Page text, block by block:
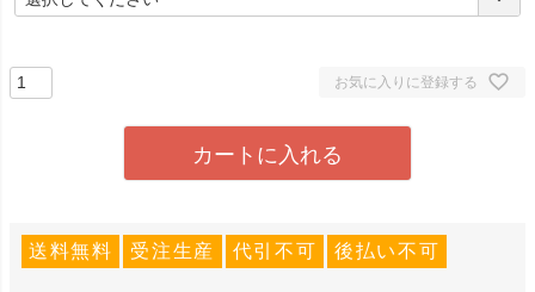
必
お気に入りに登録する
カートに入れる
送料無料 受注生産 代引不可 後払い不可